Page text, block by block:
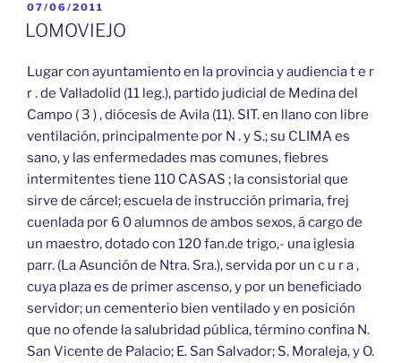
PUBLICADO
EL
07/06/2011
LOMOVIEJO
Lugar con ayuntamiento en la provincia y audiencia t e r
r . de Valladolid (11 leg.), partido judicial de Medina del
Campo ( 3 ) , diócesis de Avila (11). SIT. en llano con libre
ventilación, principalmente por N . y S.; su CLIMA es
sano, y las enfermedades mas comunes, fiebres
intermitentes tiene 110 CASAS ; la consistorial que
sirve de cárcel; escuela de instrucción primaria, frej
cuenlada por 6 0 alumnos de ambos sexos, á cargo de
un maestro, dotado con 120 fan.de trigo,- una iglesia
parr. (La Asunción de Ntra. Sra.), servida por un c u r a ,
cuya plaza es de primer ascenso, y por un beneficiado
servidor; un cementerio bien ventilado y en posición
que no ofende la salubridad pública, término confina N.
San Vicente de Palacio; E. San Salvador; S. Moraleja, y O.